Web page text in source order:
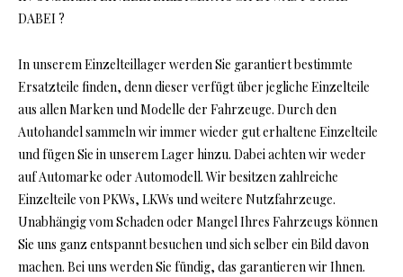
DABEI ?
In unserem Einzelteillager werden Sie garantiert bestimmte
Ersatzteile finden, denn dieser verfügt über jegliche Einzelteile
aus allen Marken und Modelle der Fahrzeuge. Durch den
Autohandel sammeln wir immer wieder gut erhaltene Einzelteile
und fügen Sie in unserem Lager hinzu. Dabei achten wir weder
auf Automarke oder Automodell. Wir besitzen zahlreiche
Einzelteile von PKWs, LKWs und weitere Nutzfahrzeuge.
Unabhängig vom Schaden oder Mangel Ihres Fahrzeugs können
Sie uns ganz entspannt besuchen und sich selber ein Bild davon
machen. Bei uns werden Sie fündig, das garantieren wir Ihnen.